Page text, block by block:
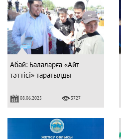
Абай: Балаларға «Айт
тәттісі» таратылды
08.06.2025 3727